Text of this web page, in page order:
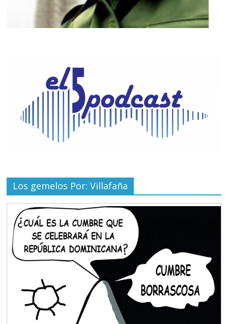
Los gemelos Por: Villafaña